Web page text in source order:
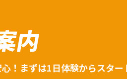
内
！まずは1日体験からスター